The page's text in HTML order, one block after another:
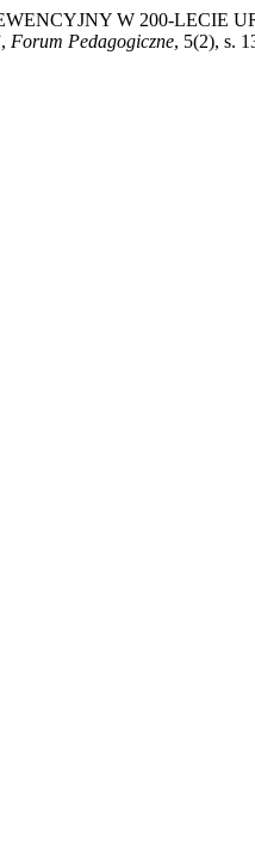
W 200-LECIE
Forum Pedagogiczne, 5(2), s.